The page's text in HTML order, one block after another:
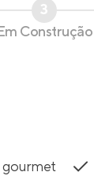
3
Construção
gourmet